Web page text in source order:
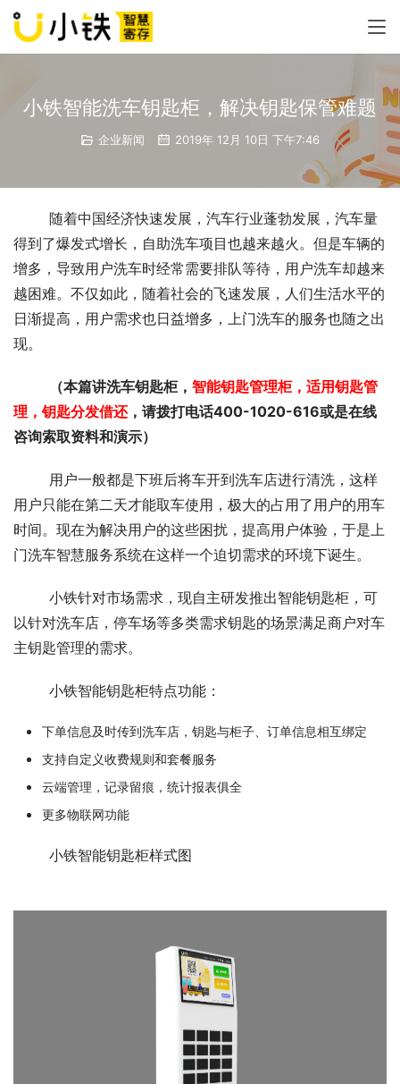
小铁智能洗车钥匙柜，解决钥匙保管难题
企业新闻 2019年 12月 10日 下午7:46
得到了爆发式增长，自助洗车项目也越来越火。但是车辆的
增多，导致用户洗车时经常需要排队等待，用户洗车却越来
越困难。不仅如此，随着社会的飞速发展，人们生活水平的
日渐提高，用户需求也日益增多，上门洗车的服务也随之出
现。
（本篇讲洗车钥匙柜， 智能钥匙管理柜，适用钥匙管
理，钥匙分发借还，请拨打电话400-1020-616或是在线
咨询索取资料和演示）
用户只能在第二天才能取车使用，极大的占用了用户的用车
时间。现在为解决用户的这些困扰，提高用户体验，于是上
门洗车智慧服务系统在这样一个迫切需求的环境下诞生。
以针对洗车店，停车场等多类需求钥匙的场景满足商户对车
主钥匙管理的需求。
	小铁智能钥匙柜特点功能：
下单信息及时传到洗车店，钥匙与柜子、订单信息相互绑定
支持自定义收费规则和套餐服务
云端管理，记录留痕，统计报表俱全
更多物联网功能
	小铁智能钥匙柜样式图